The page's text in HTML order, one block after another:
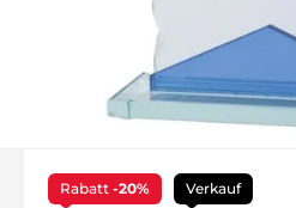
Rabatt -20% Verkauf